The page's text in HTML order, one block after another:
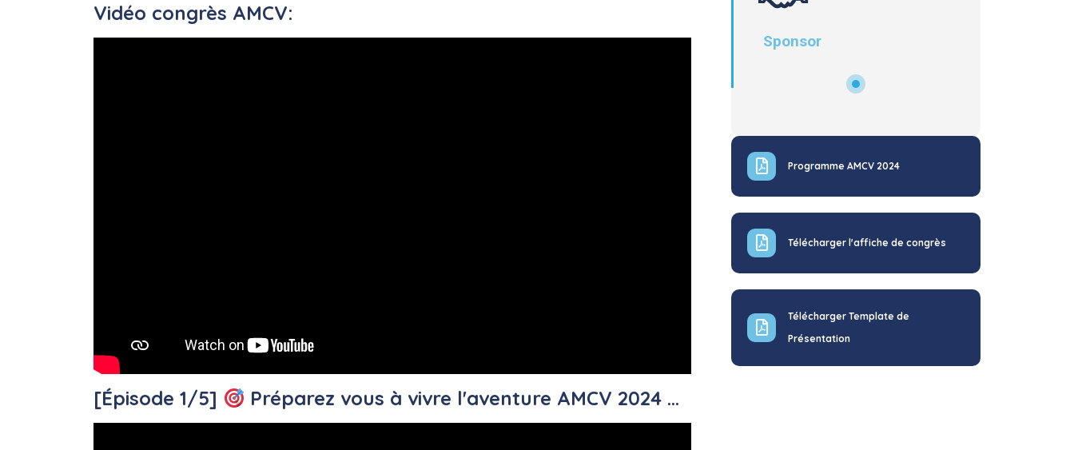
Vidéo congrès AMCV:
[Épisode 1/5] Préparez vous à vivre l'aventure AMCV 2024 ...
Sponsor
Programme AMCV 2024
Télécharger l'affiche de congrès
Télécharger Template de
Présentation